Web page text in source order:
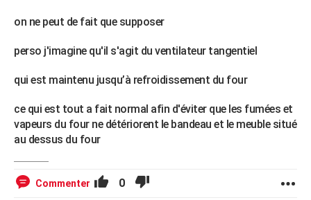
on ne peut de fait que supposer
perso j'imagine qu'il s'agit du ventilateur tangentiel
qui est maintenu jusqu’à refroidissement du four
ce qui est tout a fait normal afin d'éviter que les fumées et
vapeurs du four ne détériorent le bandeau et le meuble situé
au dessus du four
Commenter 0